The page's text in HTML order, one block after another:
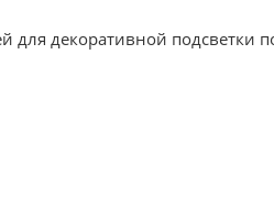
для декоративной подсветки